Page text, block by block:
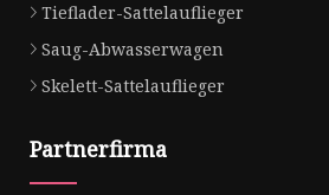
Tieflader-Sattelauflieger
Saug-Abwasserwagen
Skelett-Sattelauflieger
Partnerfirma